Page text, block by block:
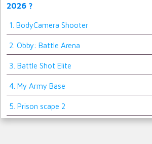
2026 ?
1. BodyCamera Shooter
2. Obby: Battle Arena
3. Battle Shot Elite
4. My Army Base
5. Prison scape 2